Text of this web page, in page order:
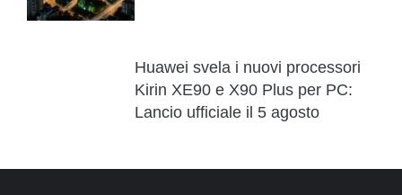
Huawei svela i nuovi processori
Kirin XE90 e X90 Plus per PC:
Lancio ufficiale il 5 agosto